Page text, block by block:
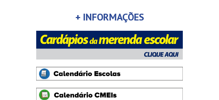
+ INFORMAÇÕES